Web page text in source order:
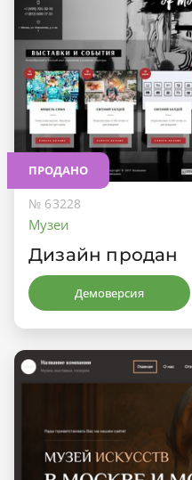
ПРОДАНО
№ 63228
Музеи
Дизайн продан
Демоверсия